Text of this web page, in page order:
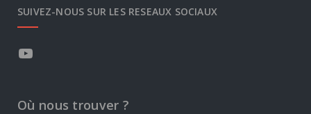
SUIVEZ-NOUS SUR LES RESEAUX SOCIAUX
Où nous trouver ?